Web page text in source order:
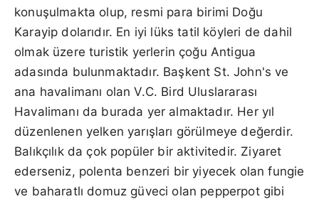
konuşulmakta olup, resmi para birimi Doğu
Karayip dolarıdır. En iyi lüks tatil köyleri de dahil
olmak üzere turistik yerlerin çoğu Antigua
adasında bulunmaktadır. Başkent St. John's ve
ana havalimanı olan V.C. Bird Uluslararası
Havalimanı da burada yer almaktadır. Her yıl
düzenlenen yelken yarışları görülmeye değerdir.
Balıkçılık da çok popüler bir aktivitedir. Ziyaret
ederseniz, polenta benzeri bir yiyecek olan fungie
ve baharatlı domuz güveci olan pepperpot gibi